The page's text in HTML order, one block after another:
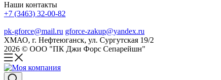
Наши контакты
+7 (3463) 32-00-82
pk-gforce@mail.ru gforce-zakup@yandex.ru
ХМАО, г. Нефтеюганск, ул. Сургутская 19/2
2026 © ООО "ПК Джи Форс Сепарейшн"